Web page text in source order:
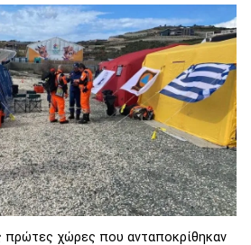
πρώτες χώρες που ανταποκρίθηκαν